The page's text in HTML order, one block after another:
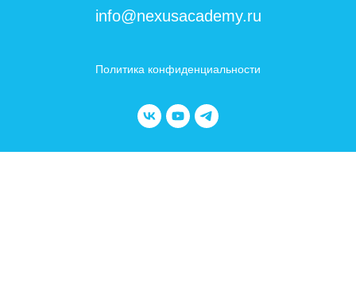
info@nexusacademy.ru
Политика конфиденциальности